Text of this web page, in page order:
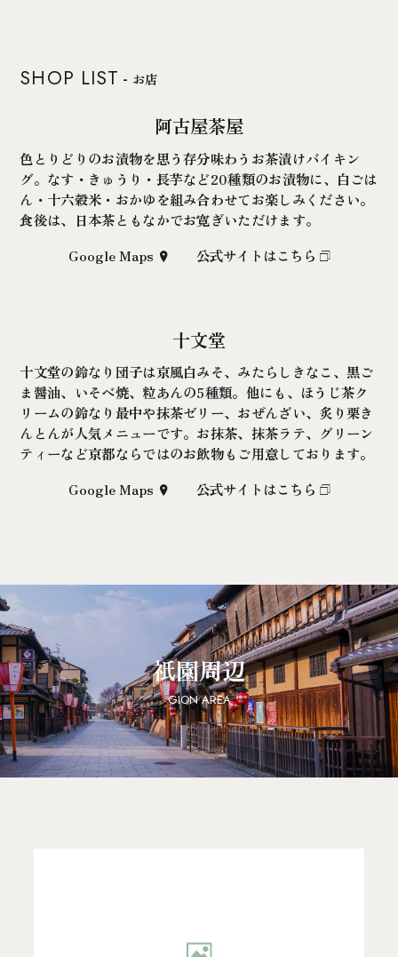
SHOP LIST お店
阿古屋茶屋
色とりどりのお漬物を思う存分味わうお茶漬けバイキン
グ。なす・きゅうり・長芋など20種類のお漬物に、白ごは
ん・十六穀米・おかゆを組み合わせてお楽しみください。
食後は、日本茶ともなかでお寛ぎいただけます。
Google Maps
公式サイトはこちら
十文堂
十文堂の鈴なり団子は京風白みそ、みたらしきなこ、黒ご
ま醤油、いそべ焼、粒あんの5種類。他にも、ほうじ茶ク
リームの鈴なり最中や抹茶ゼリー、おぜんざい、炙り栗き
んとんが人気メニューです。お抹茶、抹茶ラテ、グリーン
ティーなど京都ならではのお飲物もご用意しております。
Google Maps
公式サイトはこちら
祇園周辺
GION AREA